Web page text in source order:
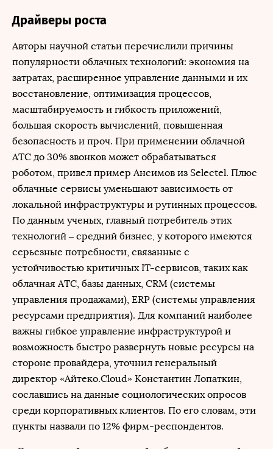
Драйверы роста
Авторы научной статьи перечислили причины
популярности облачных технологий: экономия на
затратах, расширенное управление данными и их
восстановление, оптимизация процессов,
масштабируемость и гибкость приложений,
большая скорость вычислений, повышенная
безопасность и проч. При применении облачной
АТС до 30% звонков может обрабатываться
роботом, привел пример Ансимов из Selectel. Плюс
облачные сервисы уменьшают зависимость от
локальной инфраструктуры и рутинных процессов.
По данным ученых, главный потребитель этих
технологий – средний бизнес, у которого имеются
серьезные потребности, связанные с
устойчивостью критичных IT-сервисов, таких как
облачная АТС, базы данных, CRM (системы
управления продажами), ERP (системы управления
ресурсами предприятия). Для компаний наиболее
важны гибкое управление инфраструктурой и
возможность быстро развернуть новые ресурсы на
стороне провайдера, уточнил генеральный
директор «Айтеко.Cloud» Константин Лопаткин,
сославшись на данные социологических опросов
среди корпоративных клиентов. По его словам, эти
пункты назвали по 12% фирм-респондентов.